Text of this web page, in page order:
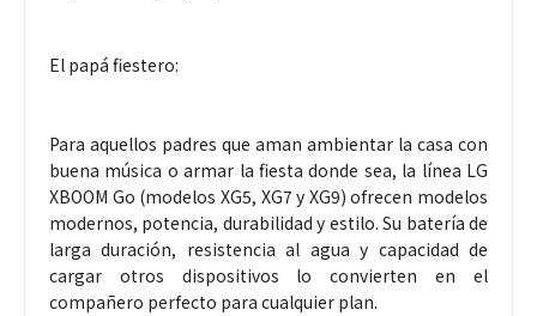
El papá fiestero:
Para aquellos padres que aman ambientar la casa con
buena música o armar la fiesta donde sea, la línea LG
XBOOM Go (modelos XG5, XG7 y XG9) ofrecen modelos
modernos, potencia, durabilidad y estilo. Su batería de
larga duración, resistencia al agua y capacidad de
cargar otros dispositivos lo convierten en el
compañero perfecto para cualquier plan.